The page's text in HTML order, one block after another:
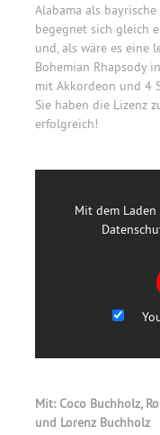
Alabama als
begegnet sich gleich
und, als wäre es eine
Bohemian Rhapsody
mit Akkordeon und 4
Sie haben die Lizenz
erfolgreich!
Mit dem
Mit: Coco Buchholz,
und Lorenz Buchholz